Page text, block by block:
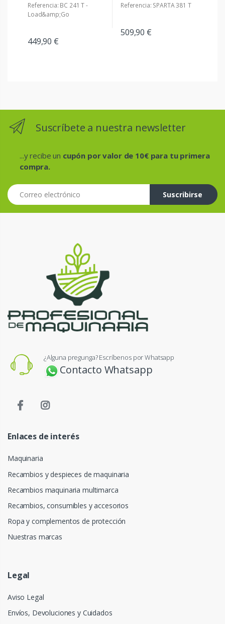
Referencia: BC 241 T -
Load&amp;Go
449,90 €
Referencia: SPARTA 381 T
509,90 €
Suscríbete a nuestra newsletter
...y recibe un cupón por valor de 10€ para tu primera
compra.
Correo electrónico
Suscribirse
¿Alguna pregunga? Escríbenos por Whatsapp
Contacto Whatsapp
Enlaces de interés
Maquinaria
Recambios y despieces de maquinaria
Recambios maquinaria multimarca
Recambios, consumibles y accesorios
Ropa y complementos de protección
Nuestras marcas
Legal
Aviso Legal
Envíos, Devoluciones y Cuidados